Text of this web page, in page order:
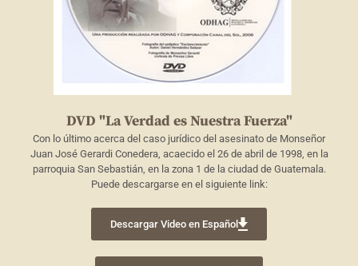
DVD "La Verdad es Nuestra Fuerza"
Con lo último acerca del caso jurídico del asesinato de Monseñor
Juan José Gerardi Conedera, acaecido el 26 de abril de 1998, en la
parroquia San Sebastián, en la zona 1 de la ciudad de Guatemala.
Puede descargarse en el siguiente link:
Descargar Video en Español